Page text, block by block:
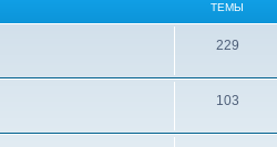
ТЕМЫ
229
103